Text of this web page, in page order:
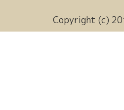
Copyright (c)